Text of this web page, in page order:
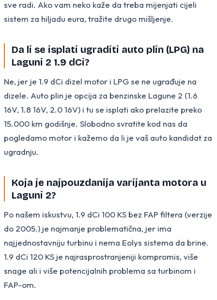
sve radi. Ako vam neko kaže da treba mijenjati cijeli
sistem za hiljadu eura, tražite drugo mišljenje.
Da li se isplati ugraditi auto plin (LPG) na
Laguni 2 1.9 dCi?
Ne, jer je 1.9 dCi dizel motor i LPG se ne ugrađuje na
dizele. Auto plin je opcija za benzinske Lagune 2 (1.6
16V, 1.8 16V, 2.0 16V) i tu se isplati ako prelazite preko
15.000 km godišnje. Slobodno svratite kod nas da
pogledamo motor i kažemo da li je vaš auto kandidat za
ugradnju.
Koja je najpouzdanija varijanta motora u
Laguni 2?
Po našem iskustvu, 1.9 dCi 100 KS bez FAP filtera (verzije
do 2005.) je najmanje problematična, jer ima
najjednostavniju turbinu i nema Eolys sistema da brine.
1.9 dCi 120 KS je najrasprostranjeniji kompromis, više
snage ali i više potencijalnih problema sa turbinom i
FAP-om.